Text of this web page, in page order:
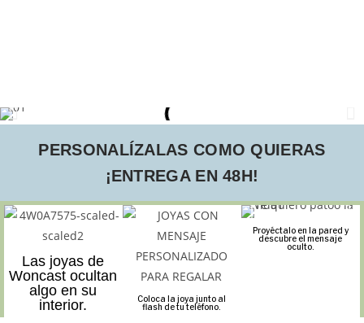
PERSONALÍZALAS COMO QUIERAS
¡ENTREGA EN 48H!
Las joyas de
Woncast ocultan
algo en su
interior.
Coloca la joya junto al
flash de tu teléfono.
Proyéctalo en la pared y
descubre el mensaje
oculto.